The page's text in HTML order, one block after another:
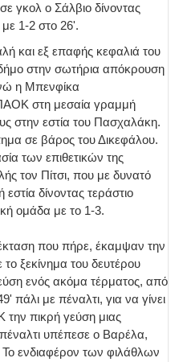
γκολ ο Σάλβιο δίνοντας
1-2 στο 26'.
και εξ επαφής κεφαλιά του
στην σωτήρια απόκρουση
η Μπενφίκα
στη μεσαία γραμμή
στην εστία του Πασχαλάκη.
σε βάρος του Δικεφάλου.
των επιθετικών της
τον Πίτσι, που με δυνατό
δίνοντας τεράστιο
ομάδα με το 1-3.
που πήρε, έκαμψαν την
ξεκίνημα του δευτέρου
ενός ακόμα τέρματος, από
πάλι με πέναλτι, για να γίνει
πικρή γεύση μιας
υπέπεσε ο Βαρέλα,
ενδιαφέρον των φιλάθλων